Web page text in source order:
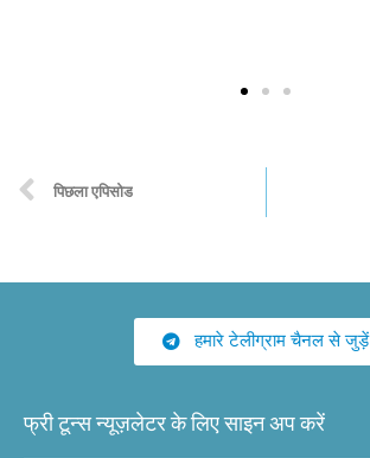
पिछला एपिसोड
हमारे टेलीग्राम चैनल से जुड़ें
फ्री टून्स न्यूज़लेटर के लिए साइन अप करें